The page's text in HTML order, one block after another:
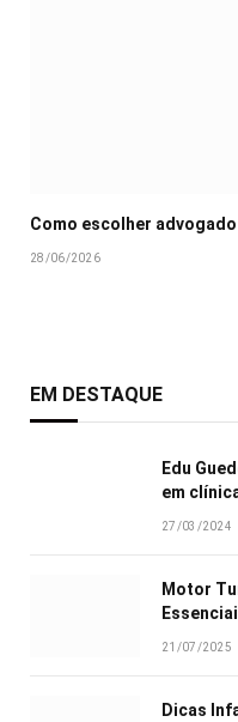
Como escolher
28/06/2026
EM DESTAQUE
Edu
em
27/03/2024
Motor
21/07/2025
Dicas